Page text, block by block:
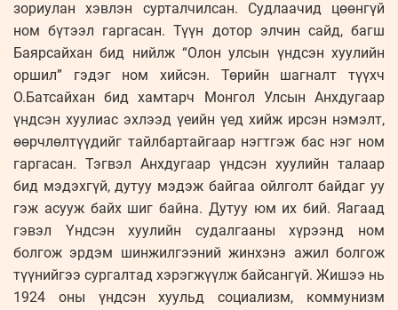
зориулан хэвлэн сурталчилсан. Судлаачид цөөнгүй
ном бүтээл гаргасан. Түүн дотор элчин сайд, багш
Баярсайхан бид нийлж “Олон улсын үндсэн хуулийн
оршил” гэдэг ном хийсэн. Төрийн шагналт түүхч
О.Батсайхан бид хамтарч Монгол Улсын Анхдугаар
үндсэн хуулиас эхлээд үеийн үед хийж ирсэн нэмэлт,
өөрчлөлтүүдийг тайлбартайгаар нэгтгэж бас нэг ном
гаргасан. Тэгвэл Анхдугаар үндсэн хуулийн талаар
бид мэдэхгүй, дутуу мэдэж байгаа ойлголт байдаг уу
гэж асууж байх шиг байна. Дутуу юм их бий. Яагаад
гэвэл Үндсэн хуулийн судалгааны хүрээнд ном
болгож эрдэм шинжилгээний жинхэнэ ажил болгож
түүнийгээ сургалтад хэрэгжүүлж байсангүй. Жишээ нь
1924 оны үндсэн хуульд социализм, коммунизм